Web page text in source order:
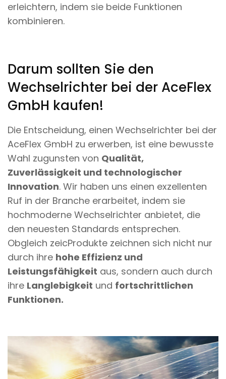
erleichtern, indem sie beide Funktionen
kombinieren.
Darum sollten Sie den
Wechselrichter bei der AceFlex
GmbH kaufen!
Die Entscheidung, einen Wechselrichter bei der
AceFlex GmbH zu erwerben, ist eine bewusste
Wahl zugunsten von Qualität,
Zuverlässigkeit und technologischer
Innovation. Wir haben uns einen exzellenten
Ruf in der Branche erarbeitet, indem sie
hochmoderne Wechselrichter anbietet, die
den neuesten Standards entsprechen.
Obgleich zeicProdukte zeichnen sich nicht nur
durch ihre hohe Effizienz und
Leistungsfähigkeit aus, sondern auch durch
ihre Langlebigkeit und fortschrittlichen
Funktionen.